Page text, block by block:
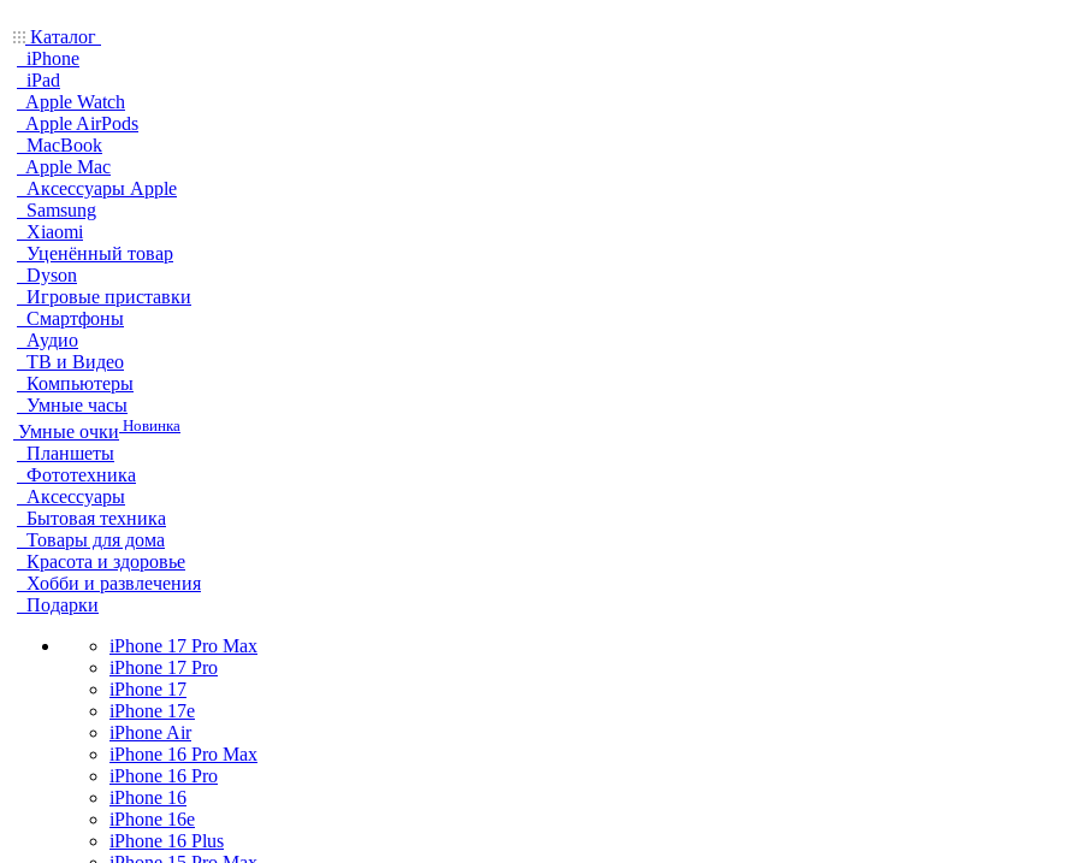
Каталог
iPhone
iPad
Apple Watch
Apple AirPods
MacBook
Apple Mac
Аксессуары Apple
Samsung
Xiaomi
Уценённый товар
Dyson
Игровые приставки
Смартфоны
Аудио
ТВ и Видео
Компьютеры
Умные часы
Умные очки Новинка
Планшеты
Фототехника
Аксессуары
Бытовая техника
Товары для дома
Красота и здоровье
Хобби и развлечения
Подарки
iPhone 17 Pro Max
iPhone 17 Pro
iPhone 17
iPhone 17e
iPhone Air
iPhone 16 Pro Max
iPhone 16 Pro
iPhone 16
iPhone 16e
iPhone 16 Plus